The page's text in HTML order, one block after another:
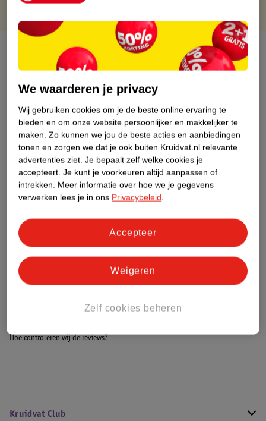
Over dit product
Etiketinformatie
Nature Impact Score
Dit product heeft (nog) geen Nature
Impact Score.
Meer informatie
Bestel & Bezorginformatie
Bekijk ook
Yves Saint Laurent Alle Damesparfum
Hoe controleren wij de reviews?
Kruidvat Club
We waarderen je privacy
Wij gebruiken cookies om je de beste online ervaring te
bieden en om onze website persoonlijker en makkelijker te
maken. Zo kunnen we jou de beste acties en aanbiedingen
tonen en zorgen we dat je ook buiten Kruidvat.nl relevante
advertenties ziet. Je bepaalt zelf welke cookies je
accepteert. Je kunt je voorkeuren altijd aanpassen of
intrekken. Meer informatie over hoe we je gegevens
verwerken lees je in ons Privacybeleid.
Zelf cookies beheren
Weigeren
Accepteer